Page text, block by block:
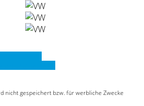
nicht gespeichert bzw. für werbliche Zwecke